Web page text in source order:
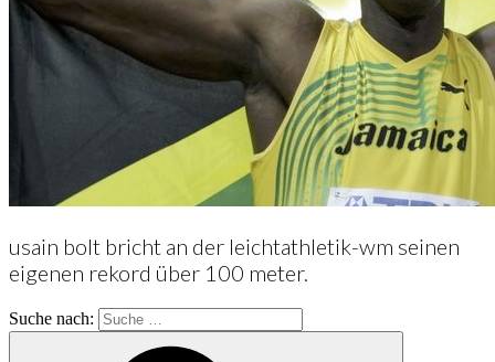
usain bolt bricht an der leichtathletik-wm seinen
eigenen rekord über 100 meter.
Suche nach: